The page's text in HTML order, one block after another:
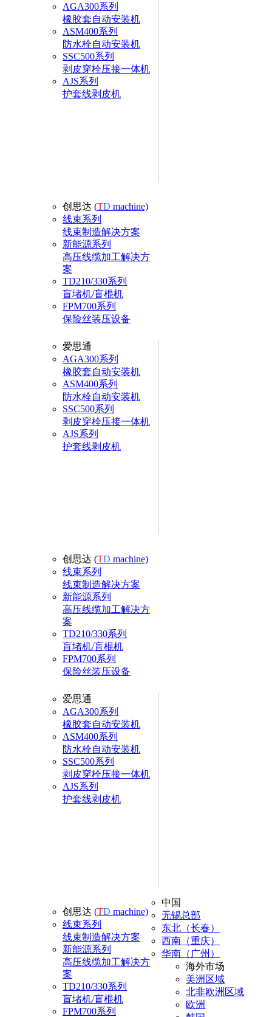
AGA300系列
橡胶套自动安装机
ASM400系列
防水栓自动安装机
SSC500系列
剥皮穿栓压接一体机
AJS系列
护套线剥皮机
创思达 (TD machine)
线束系列
线束制造解决方案
新能源系列
高压线缆加工解决方
案
TD210/330系列
盲堵机/盲棍机
FPM700系列
保险丝装压设备
爱思通
AGA300系列
橡胶套自动安装机
ASM400系列
防水栓自动安装机
SSC500系列
剥皮穿栓压接一体机
AJS系列
护套线剥皮机
创思达 (TD machine)
线束系列
线束制造解决方案
新能源系列
高压线缆加工解决方
案
TD210/330系列
盲堵机/盲棍机
FPM700系列
保险丝装压设备
爱思通
AGA300系列
橡胶套自动安装机
ASM400系列
防水栓自动安装机
SSC500系列
剥皮穿栓压接一体机
AJS系列
护套线剥皮机
创思达 (TD machine)
线束系列
线束制造解决方案
新能源系列
高压线缆加工解决方
案
TD210/330系列
盲堵机/盲棍机
FPM700系列
中国
无锡总部
东北（长春）
西南（重庆）
华南（广州）
海外市场
美洲区域
北非欧洲区域
欧洲